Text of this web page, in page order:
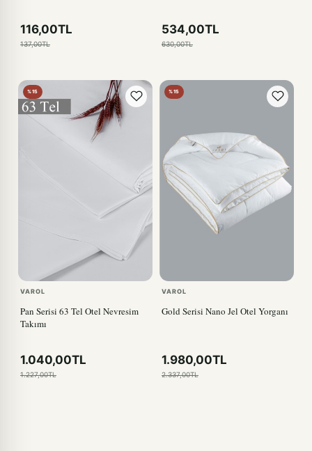
116,00TL
137,00TL
534,00TL
630,00TL
%15
VAROL
Pan Serisi 63 Tel Otel Nevresim
Takımı
1.040,00TL
1.227,00TL
%15
VAROL
Gold Serisi Nano Jel Otel Yorganı
1.980,00TL
2.337,00TL